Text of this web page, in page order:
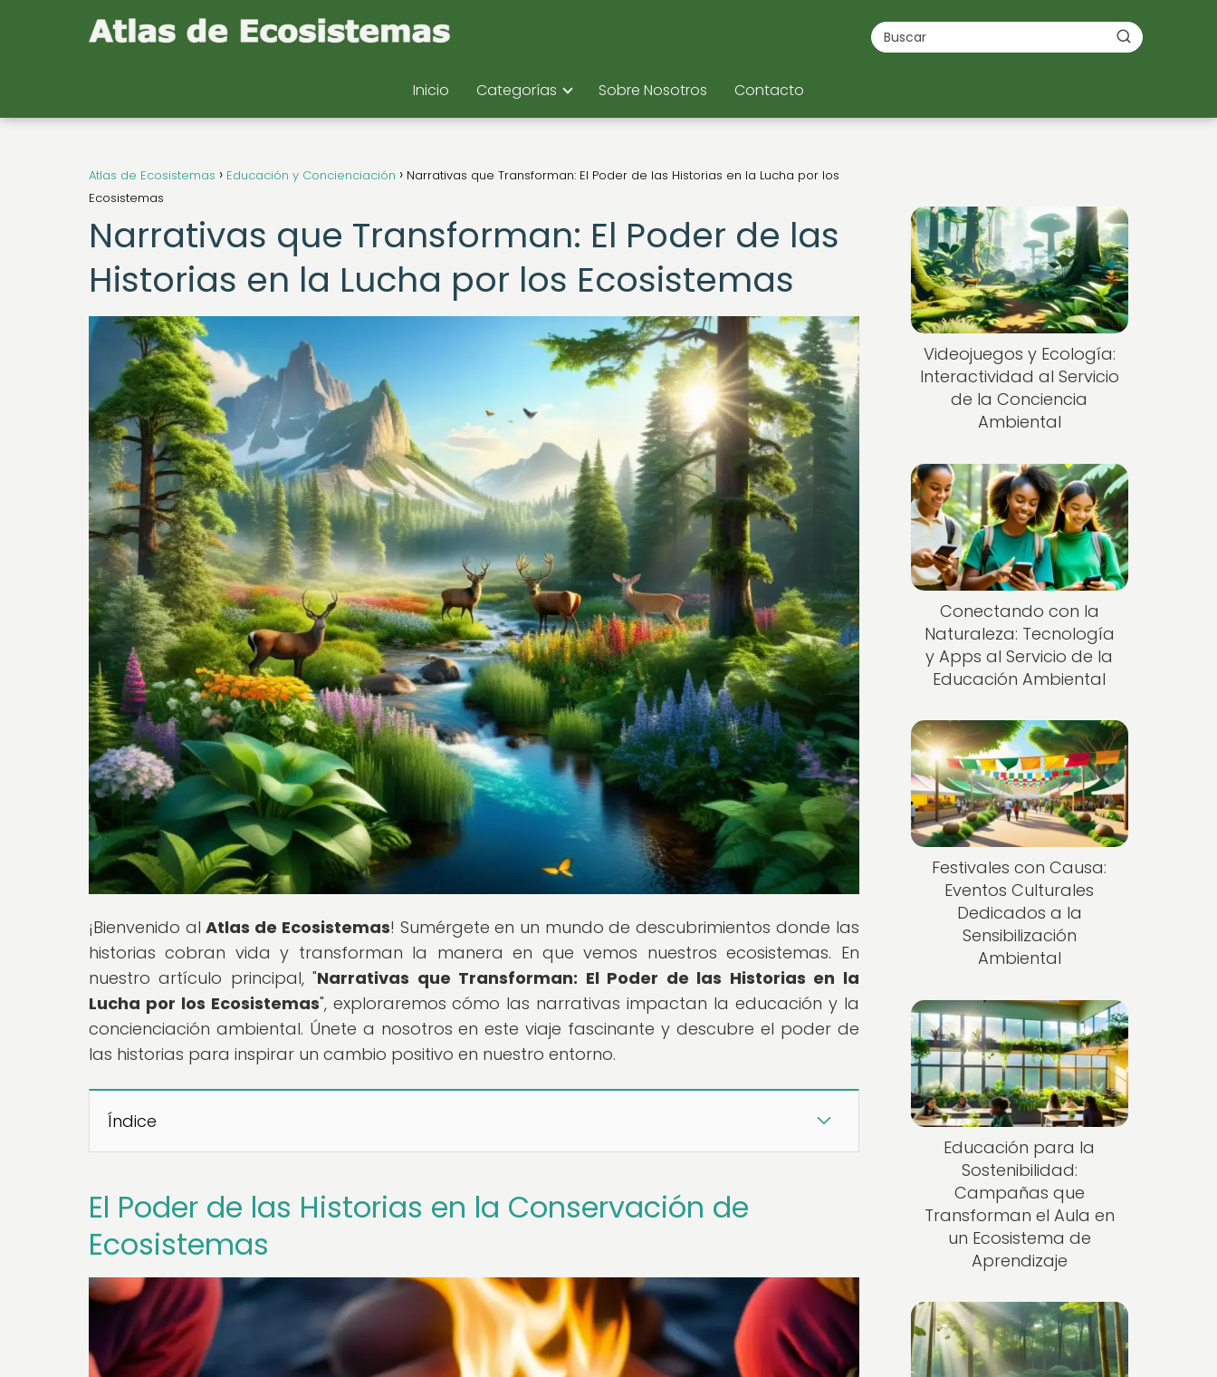
Inicio Categorías Sobre Nosotros Contacto
Atlas de Ecosistemas Educación y Concienciación
Narrativas que Transforman: El Poder de las Historias en la Lucha por los
Ecosistemas
Narrativas que Transforman: El Poder de las
Historias en la Lucha por los Ecosistemas
¡Bienvenido alAtlas de Ecosistemas! Sumérgete en un mundo de descubrimientos donde las
historias cobran vida y transforman la manera en que vemos nuestros ecosistemas. En
nuestro artículo principal, "Narrativas que Transforman: El Poder de las Historias en la
Lucha por los Ecosistemas", exploraremos cómo las narrativas impactan la educación y la
concienciación ambiental. Únete a nosotros en este viaje fascinante y descubre el poder de
las historias para inspirar un cambio positivo en nuestro entorno.
Índice
El Poder de las Historias en la Conservación de
Ecosistemas
Videojuegos y Ecología:
Interactividad al Servicio
de la Conciencia
Ambiental
Conectando con la
Naturaleza: Tecnología
y Apps al Servicio de la
Educación Ambiental
Festivales con Causa:
Eventos Culturales
Dedicados a la
Sensibilización
Ambiental
Educación para la
Sostenibilidad:
Campañas que
Transforman el Aula en
un Ecosistema de
Aprendizaje